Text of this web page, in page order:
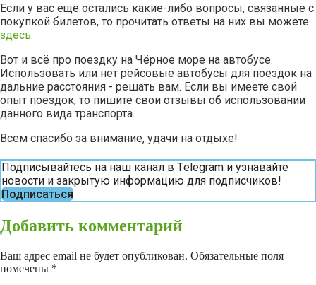
Если у вас ещё остались какие-либо вопросы, связанные с
покупкой билетов, то прочитать ответы на них вы можете
здесь.
Вот и всё про поездку на Чёрное море на автобусе.
Использовать или нет рейсовые автобусы для поездок на
дальние расстояния - решать вам. Если вы имеете свой
опыт поездок, то пишите свои отзывы об использовании
данного вида транспорта.
Всем спасибо за внимание, удачи на отдыхе!
Подписывайтесь на наш канал в Тelegram и узнавайте
новости и закрытую информацию для подписчиков!
Подписаться
Добавить комментарий
Ваш адрес email не будет опубликован. Обязательные поля
помечены *